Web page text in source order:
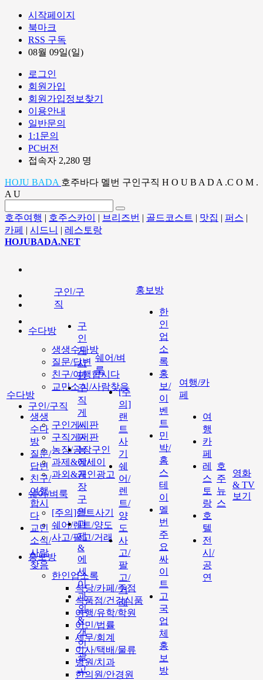
시작페이지
북마크
RSS 구독
08월 09일(일)
로그인
회원가입
회원가입정보찾기
이용안내
일반문의
1:1문의
PC버전
접속자 2,280 명
HOJU BADA 호주바다 멜번 구인구직 H O U B A D A .C O M .
A U
호주여행 | 호주스카이 | 브리즈번 | 골드코스트 | 맛집 | 퍼스 |
카페 | 시드니 | 레스토랑
HOJUBADA.NET
수다방
생생수다방
질문/답변
친구/여행합시다
교민소식/사람찾음
구인/구직
구인게시판
구직게시판
농장/공장구인
과제&에세이
과외&개인광고
쉐어/벼룩
[주의]랜트사기
쉐어/렌트/양도
사고/팔고/거래
홍보방
한인업소록
식당/카페/주점
식품점/건강식품
여행/유학/학원
이민/법률
세무/회계
이사/택배/물류
병원/치과
한의원/안경원
수다방
생생
수다
방
질문/
답변
친구/
여행
합시
다
교민
소식/
사람
찾음
구인/구
직
구
인
게
시
판
구
직
게
시
판
농
장/
공
장
구
인
과
제
&
에
세
이
과
외
&
개
인
광
고
쉐어/벼
룩
[주
의]
랜
트
사
기
쉐
어/
렌
트/
양
도
사
고/
팔
고/
거
래
홍보방
한
인
업
소
록
홍
보/
이
벤
트
민
박/
홈
스
테
이
멜
번
주
요
싸
이
트
고
국
업
체
홍
보
방
여행/카
페
여
행
카
페
레
스
토
랑
호
텔
전
시/
공
연
호
주
뉴
스
영화
& TV
보기